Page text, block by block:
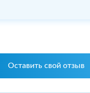
Оставить свой отзыв